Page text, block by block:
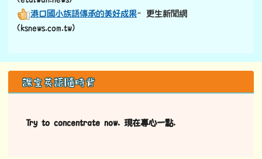
港口國小族語傳承的美好成果–更生新聞網
(ksnews.com.tw)
左邊區域內容
課室英語隨時背
Try to concentrate now. 現在專心一點.